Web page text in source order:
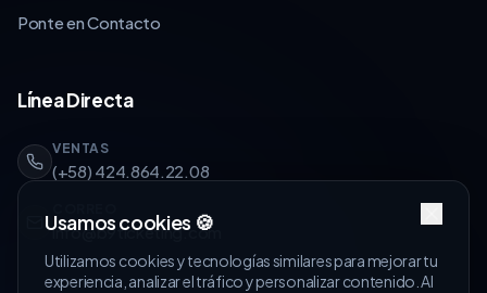
Usamos cookies 🍪
Utilizamos cookies y tecnologías similares para mejorar tu
experiencia, analizar el tráfico y personalizar contenido. Al
¿Ya tienes cuenta?Inicia Sesión
Ponte en Contacto
Línea Directa
VENTAS
(+58) 424.864.22.08
info@b9ticketing.com